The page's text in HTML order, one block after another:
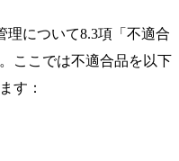
理について8.3項「不適合
ここでは不適合品を以下
す：